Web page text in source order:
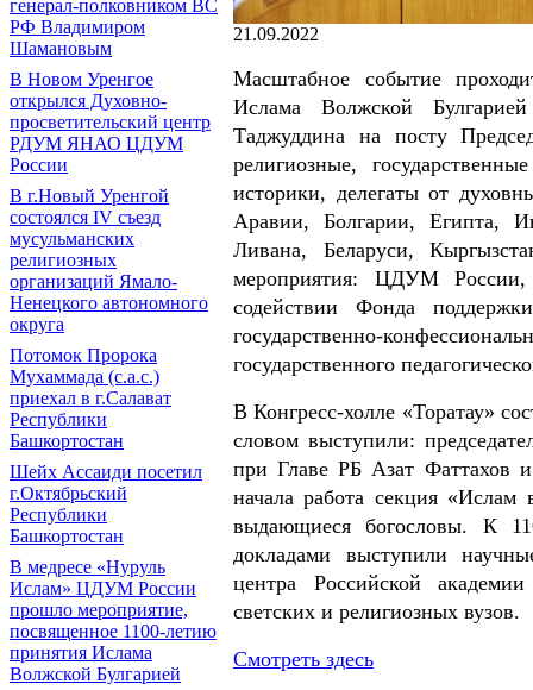
генерал-полковником ВС
РФ Владимиром
Шамановым
В Новом Уренгое
открылся Духовно-
просветительский центр
РДУМ ЯНАО ЦДУМ
России
В г.Новый Уренгой
состоялся IV съезд
мусульманских
религиозных
организаций Ямало-
Ненецкого автономного
округа
Потомок Пророка
Мухаммада (с.а.с.)
приехал в г.Салават
Республики
Башкортостан
Шейх Ассаиди посетил
г.Октябрьский
Республики
Башкортостан
В медресе «Нуруль
Ислам» ЦДУМ России
прошло мероприятие,
посвященное 1100-летию
принятия Ислама
Волжской Булгарией
21.09.2022
Масштабное событие
Ислама Волжской
Таджуддина на посту
религиозные,
историки, делегаты от
Аравии, Болгарии, Египта,
Ливана, Беларуси,
мероприятия: ЦДУМ
содействии Фонда
государственно-
государственного
В Конгресс-холле «Торатау»
словом выступили:
при Главе РБ Азат
начала работа секция «Ислам
выдающиеся богословы. К
докладами выступили
центра Российской
светских и религиозных вузов.
Смотреть здесь